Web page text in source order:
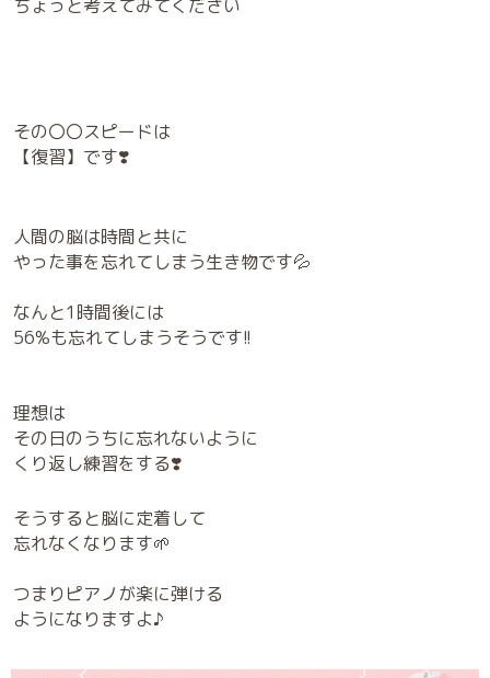
ちょっと考えてみてください
その〇〇スピードは
【復習】です❣️
人間の脳は時間と共に
やった事を忘れてしまう生き物です💦
なんと1時間後には
56%も忘れてしまうそうです!!
理想は
その日のうちに忘れないように
くり返し練習をする❣️
そうすると脳に定着して
忘れなくなります🌱
つまりピアノが楽に弾ける
ようになりますよ♪